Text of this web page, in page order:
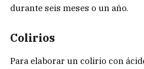
durante seis meses o un año.
Colirios
Para elaborar un colirio con